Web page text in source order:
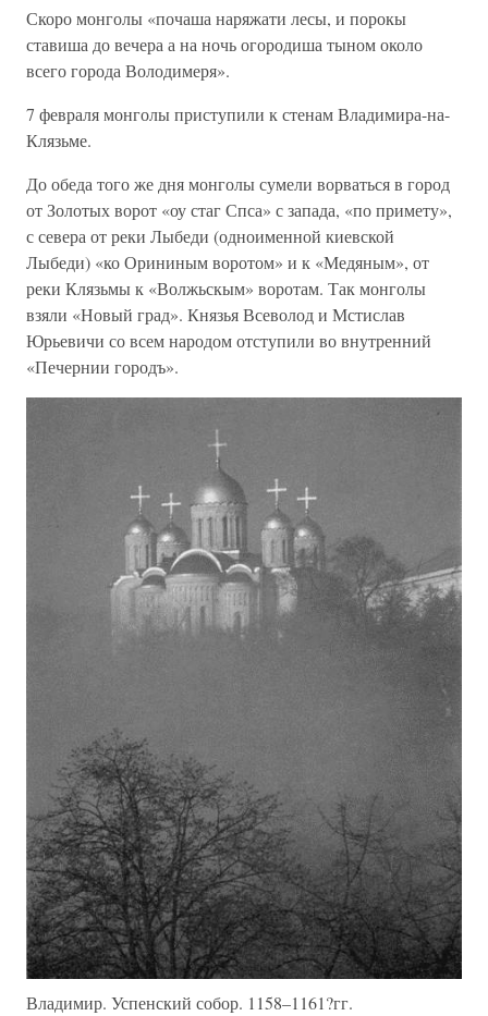
Скоро монголы «почаша наряжати лесы, и порокы
ставиша до вечера а на ночь огородиша тыном около
всего города Володимеря».
7 февраля монголы приступили к стенам Владимира-на-
Клязьме.
До обеда того же дня монголы сумели ворваться в город
от Золотых ворот «оу стаг Спса» с запада, «по примету»,
с севера от реки Лыбеди (одноименной киевской
Лыбеди) «ко Орининым воротом» и к «Медяным», от
реки Клязьмы к «Волжьскым» воротам. Так монголы
взяли «Новый град». Князья Всеволод и Мстислав
Юрьевичи со всем народом отступили во внутренний
«Печернии городъ».
Владимир. Успенский собор. 1158–1161?гг.